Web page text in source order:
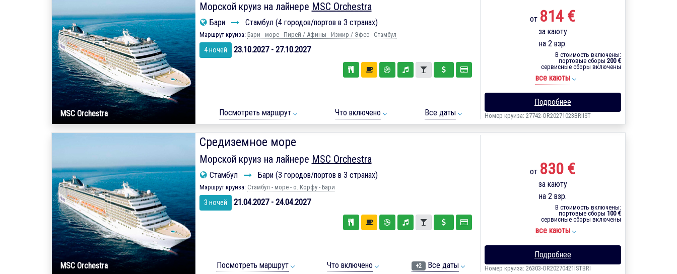
MSC Orchestra
Морской круиз на лайнере MSC Orchestra
Бари Стамбул (4 городов/портов в 3 странах)
Маршрут круиза: Бари - море - Пирей / Афины - Измир / Эфес - Стамбул
4 ночей 23.10.2027 - 27.10.2027
Посмотреть маршрут Что включено Все даты
от 814 €
за каюту
на 2 взр.
В стоимость включены:
портовые сборы 200 €
сервисные сборы включены
все каюты
Подробнее
Номер круиза: 27742-OR20271023BRIIST
MSC Orchestra
Средиземное море
Морской круиз на лайнере MSC Orchestra
Стамбул Бари (3 городов/портов в 3 странах)
Маршрут круиза: Стамбул - море - о. Корфу - Бари
3 ночей 21.04.2027 - 24.04.2027
Посмотреть маршрут Что включено +2 Все даты
от 830 €
за каюту
на 2 взр.
В стоимость включены:
портовые сборы 100 €
сервисные сборы включены
все каюты
Подробнее
Номер круиза: 26303-OR20270421ISTBRI